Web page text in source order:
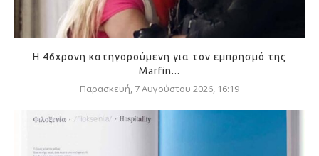
Η 46χρονη κατηγορούμενη για τον εμπρησμό της
Marfin...
Παρασκευή, 7 Αυγούστου 2026, 16:19